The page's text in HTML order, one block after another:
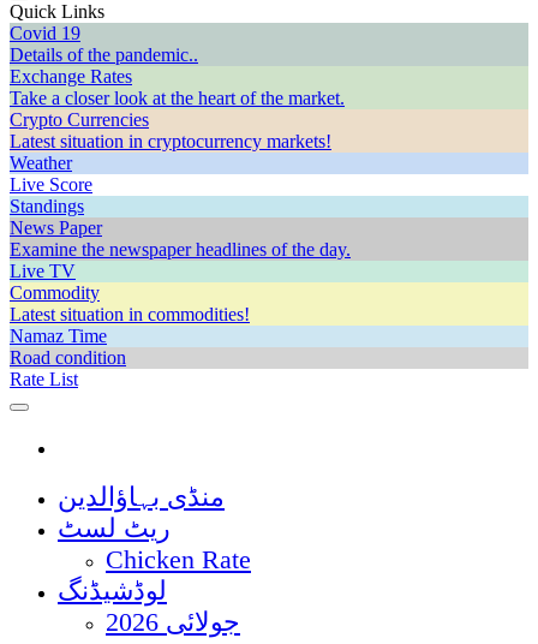
Quick Links
Covid 19
Details of the pandemic..
Exchange Rates
Take a closer look at the heart of the market.
Crypto Currencies
Latest situation in cryptocurrency markets!
Weather
Live Score
Standings
News Paper
Examine the newspaper headlines of the day.
Live TV
Commodity
Latest situation in commodities!
Namaz Time
Road condition
Rate List
منڈی بہاؤالدین
ریٹ لسٹ
Chicken Rate
لوڈشیڈنگ
جولائی 2026